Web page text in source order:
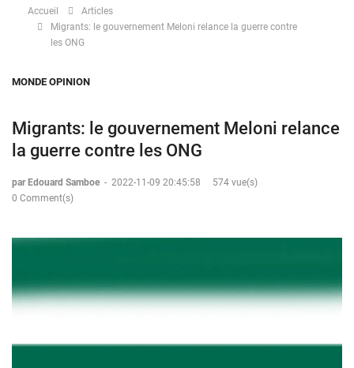
Accueil
Articles
Migrants: le gouvernement Meloni relance la guerre contre
les ONG
MONDE OPINION
Migrants: le gouvernement Meloni relance
la guerre contre les ONG
par Edouard Samboe - 2022-11-09 20:45:58
574 vue(s)
0 Comment(s)